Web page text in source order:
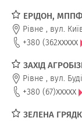
ЕРІДОН, МППФ
Рівне , вул.
+380 (362xxxxx
ЗАХІД
Рівне , вул.
+380 (67)xxxxx
ЗЕЛЕНА